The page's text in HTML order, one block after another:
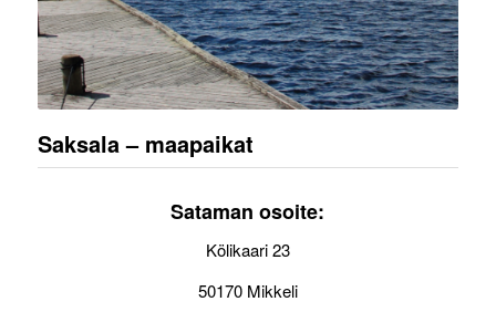
Saksala – maapaikat
Sataman osoite:
Kölikaari 23
50170 Mikkeli